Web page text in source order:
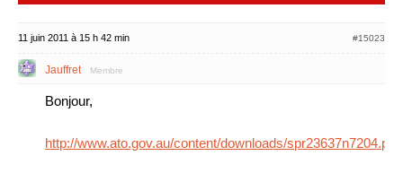
11 juin 2011 à 15 h 42 min #15023
Jauffret Membre
Bonjour,
http://www.ato.gov.au/content/downloads/spr23637n7204.pdf